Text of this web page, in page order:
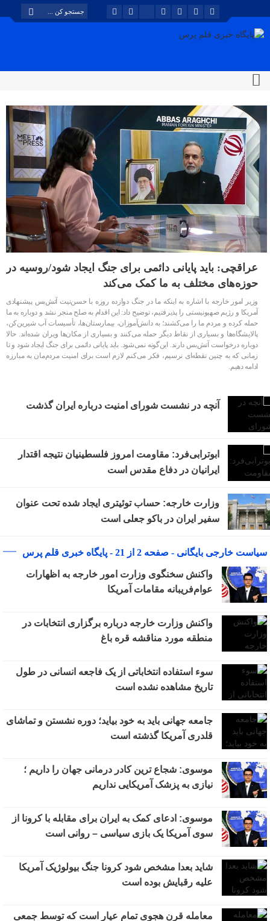
عراقچی: باید پایانی دائمی برای جنگ ایجاد شود/روسیه در
حوزه‌های مختلف به ما کمک می‌کند
وزیر امور خارجه با اشاره به اینکه ما در جنگ دوازده روزه با حسن‌نیت آتش‌بس پیشنهادی
آمریکا و رژیم صهیونیستی را پذیرفتیم، توضیح داد: این اقدام به صلح منجر نشد و دوباره به ما
حمله کرده و مردم ما را می‌کشند؛ به دانش‌آموزان، بیمارستان‌ها، تأسیسات آب شیرین‌کن،
پالایشگاه‌ها و بسیاری از نقاط دیگر حمله می‌کنند و بسیاری از مکان‌ها ویران شده‌اند. حالا
دوباره درخواست آتش‌بس دارند. این‌گونه نمی‌شود. باید پایانی دائمی برای جنگ ایجاد شود و تا
زمانی که به چنین نقطه‌ای نرسیم، فکر می‌کنم لازم است برای امنیت مردم‌مان به مبارزه
ادامه دهیم.
آنچه در نشست شورای امنیت درباره ایران گذشت
ابوترابی‌فرد: مقاومت امروز فلسطینیان نتیجه اقتدار
ایرانیان در دفاع مقدس است
وزارت خارجه: حساب توئیتری ایجاد شده تحت عنوان
سفیر ایران در باکو‌ جعلی است
سیاست خارجی بایگانی - صفحه 2 از 21 - پایگاه خبری قلم پرس
واکنش سخنگوی وزارت امور خارجه به اظهارات
عوام‌فریبانه مقامات آمریکا
واکنش وزارت خارجه درباره برگزاری انتخابات در
منطقه مورد مناقشه قره باغ
سوء استفاده انتخاباتی از یک فاجعه انسانی در طول
تاریخ مشاهده نشده است
جامعه جهانی باید به خود بیاید؛ دوره نشستن و تماشای
قلدری آمریکا گذشته است
موسوی: شجاع ترین کادر درمانی جهان را داریم ؛
نیازی به پزشک آمریکایی نداریم
موسوی: ادعای کمک به ایران برای مقابله با کرونا از
سوی آمریکا یک بازی سیاسی – روانی است
شاید بعدا مشخص شود کرونا جنگ بیولوژیک آمریکا
علیه رقبایش بوده است
معامله قرن هجوی تمام عیار است که توسط جمعی